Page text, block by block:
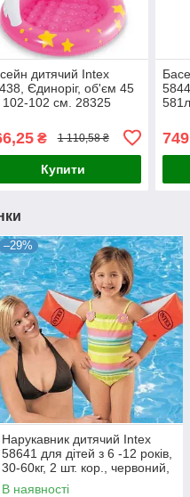
дитячий Intex
Єдиноріг, об'єм 45
102-102 см. 28325
₴ 1 110,58 ₴
Купити
–29%
Нарукавник дитячий Intex
58641 для дітей з 6 -12 років,
30-60кг, 2 шт. кор., червоний,
13-19-2,5 см. 38315
В наявності